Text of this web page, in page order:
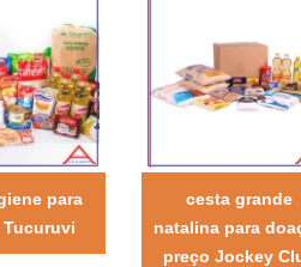
para
cesta grande
natalina para
preço Jockey